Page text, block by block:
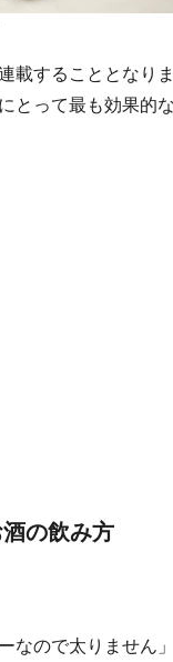
載することとなりま
とって最も効果的
の飲み方
なので太りません」